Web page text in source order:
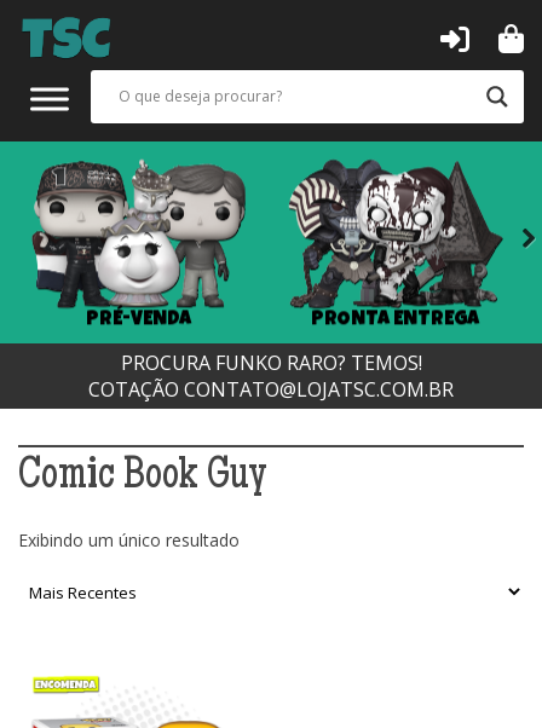
PRÉ-VENDA PRONTA ENTREGA
Next
PROCURA FUNKO RARO? TEMOS!
COTAÇÃO CONTATO@LOJATSC.COM.BR
Comic Book Guy
Exibindo um único resultado